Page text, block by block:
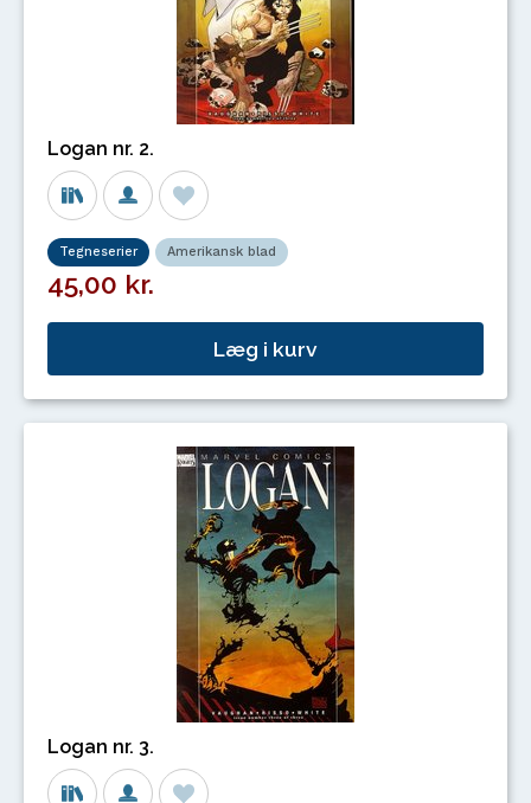
Logan nr. 2.
Tegneserier Amerikansk blad
45,00 kr.
Læg i kurv
Logan nr. 3.